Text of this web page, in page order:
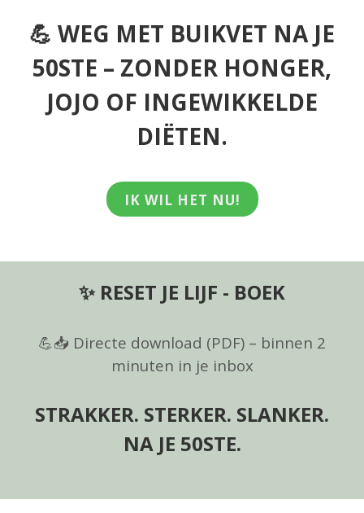
💪 WEG MET BUIKVET NA JE
50STE – ZONDER HONGER,
JOJO OF INGEWIKKELDE
DIËTEN.
IK WIL HET NU!
✨ RESET JE LIJF - BOEK
💪📥 Directe download (PDF) – binnen 2
minuten in je inbox
STRAKKER. STERKER. SLANKER.
NA JE 50STE.